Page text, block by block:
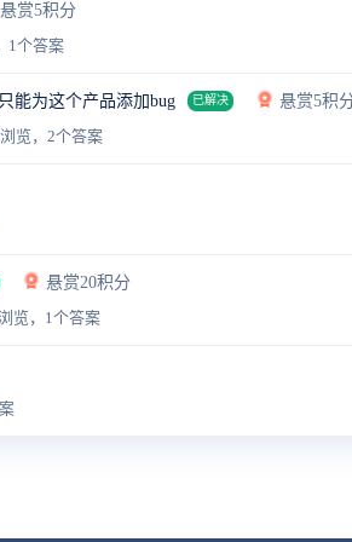
悬赏5积分
1个答案
能为这个产品添加bug 已解决
悬赏5积
览，2个答案
悬赏20积分
览，1个答案